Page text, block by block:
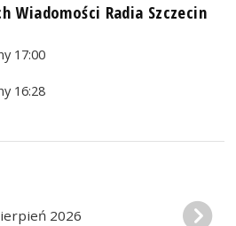
Wiadomości Radia Szczecin
17:00
16:28
2026